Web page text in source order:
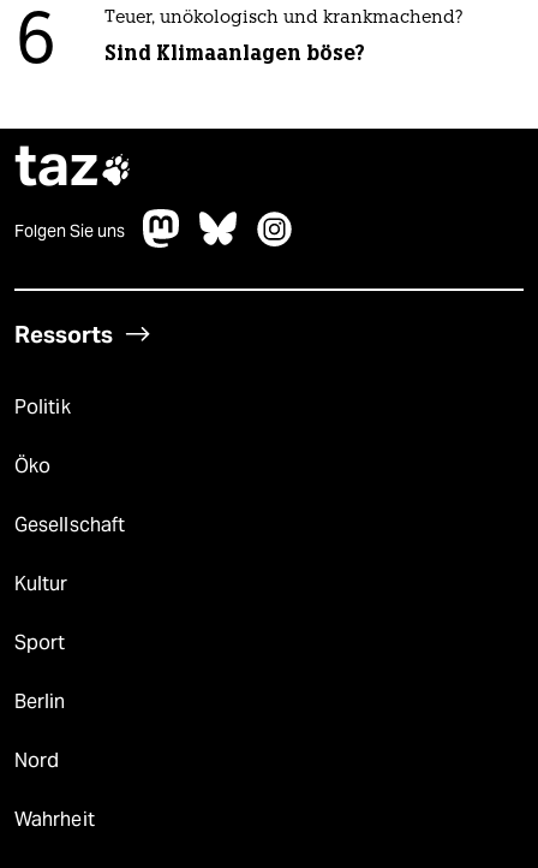
6 Teuer, unökologisch und krankmachend?
Sind Klimaanlagen böse?
taz
Folgen Sie uns
Ressorts
Politik
Öko
Gesellschaft
Kultur
Sport
Berlin
Nord
Wahrheit